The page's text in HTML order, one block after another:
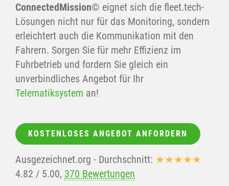
ConnectedMission© eignet sich die fleet.tech-
Lösungen nicht nur für das Monitoring, sondern
erleichtert auch die Kommunikation mit den
Fahrern. Sorgen Sie für mehr Effizienz im
Fuhrbetrieb und fordern Sie gleich ein
unverbindliches Angebot für Ihr
Telematiksystem an!
KOSTENLOSES ANGEBOT ANFORDERN
Ausgezeichnet.org - Durchschnitt: ★★★★★
4.82 / 5.00, 370 Bewertungen